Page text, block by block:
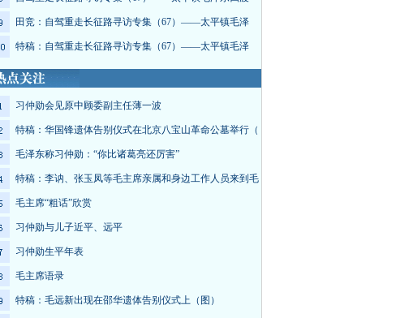
田竞：自驾重走长征路寻访专集（67）——太平镇毛泽
特稿：自驾重走长征路寻访专集（67）——太平镇毛泽
习仲勋会见原中顾委副主任薄一波
特稿：华国锋遗体告别仪式在北京八宝山革命公墓举行（
毛泽东称习仲勋：“你比诸葛亮还厉害”
特稿：李讷、张玉凤等毛主席亲属和身边工作人员来到毛
毛主席“粗话”欣赏
习仲勋与儿子近平、远平
习仲勋生平年表
毛主席语录
特稿：毛远新出现在邵华遗体告别仪式上（图）